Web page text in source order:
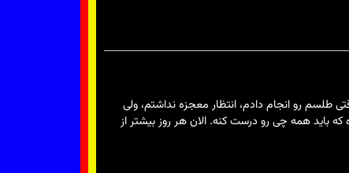
طلسم رو انجام دادم، انتظار معجزه نداشتم، ولی
که باید همه چی رو درست کنه. الان هر روز بیشتر از